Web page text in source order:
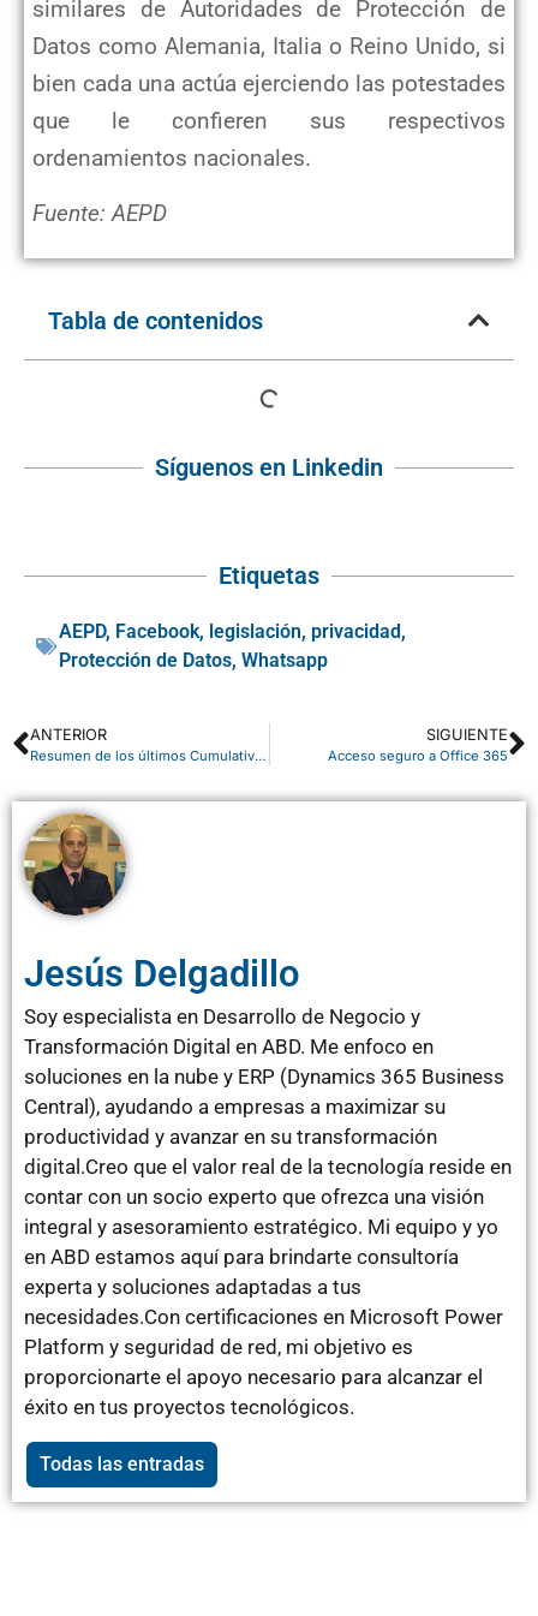
similares de Autoridades de Protección de
Datos como Alemania, Italia o Reino Unido, si
bien cada una actúa ejerciendo las potestades
que le confieren sus respectivos
ordenamientos nacionales.
Fuente: AEPD
Tabla de contenidos
Síguenos en Linkedin
Etiquetas
AEPD, Facebook, legislación, privacidad,
Protección de Datos, Whatsapp
ANTERIOR
Resumen de los últimos Cumulative Update para Microsoft Dynamics NAV – Octubre 2016
SIGUIENTE
Acceso seguro a Office 365
Jesús Delgadillo
Soy especialista en Desarrollo de Negocio y
Transformación Digital en ABD. Me enfoco en
soluciones en la nube y ERP (Dynamics 365 Business
Central), ayudando a empresas a maximizar su
productividad y avanzar en su transformación
digital.Creo que el valor real de la tecnología reside en
contar con un socio experto que ofrezca una visión
integral y asesoramiento estratégico. Mi equipo y yo
en ABD estamos aquí para brindarte consultoría
experta y soluciones adaptadas a tus
necesidades.Con certificaciones en Microsoft Power
Platform y seguridad de red, mi objetivo es
proporcionarte el apoyo necesario para alcanzar el
éxito en tus proyectos tecnológicos.
Todas las entradas